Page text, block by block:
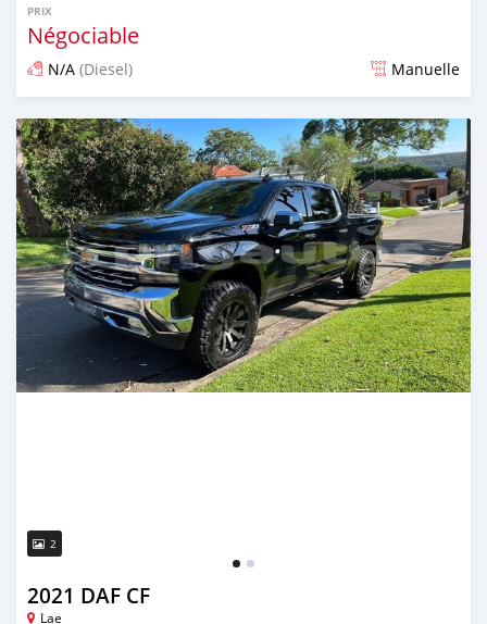
PRIX
Négociable
N/A (Diesel) Manuelle
Publié il y a presque 4 ans
2
2021 DAF CF
Lae